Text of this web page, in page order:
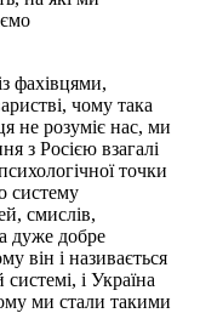
фахівцями,
чому така
не розуміє нас, ми
з Росією взагалі
точки
систему
смислів,
дуже добре
він і називається
і Україна
ми стали такими